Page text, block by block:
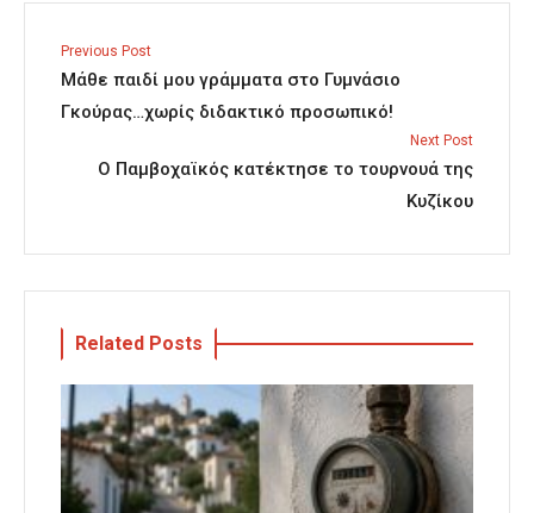
Previous Post
Μάθε παιδί μου γράμματα στο Γυμνάσιο
Γκούρας…χωρίς διδακτικό προσωπικό!
Next Post
Ο Παμβοχαϊκός κατέκτησε το τουρνουά της
Κυζίκου
Related Posts